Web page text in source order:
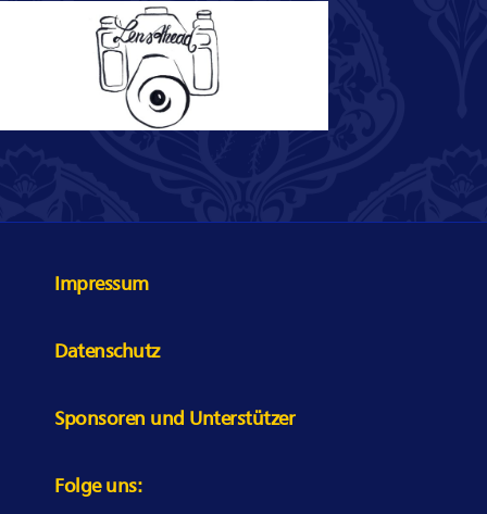
Impressum
Datenschutz
Sponsoren und Unterstützer
Folge uns: